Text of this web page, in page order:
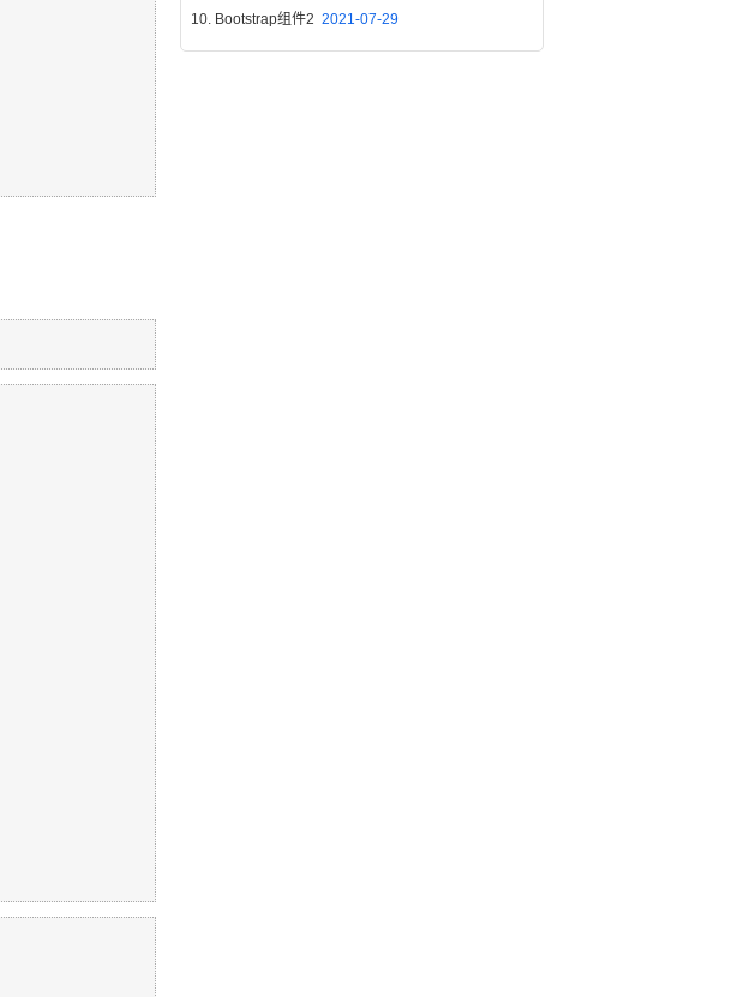
Bootstrap组件2 2021-07-29